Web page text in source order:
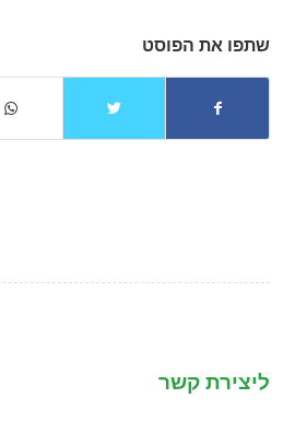
שתפו את הפוסט
ליצירת קשר